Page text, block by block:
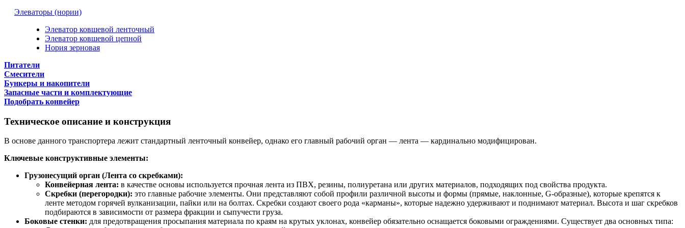
Элеваторы (нории)
Элеватор ковшевой ленточный
Элеватор ковшевой цепной
Нория зерновая
Питатели
Смесители
Бункеры и накопители
Запасные части и комплектующие
Подобрать конвейер
Техническое описание и конструкция
В основе данного транспортера лежит стандартный ленточный конвейер, однако его главный рабочий орган — лента — кардинально модифицирован.
Ключевые конструктивные элементы:
Грузонесущий орган (Лента со скребками):
Конвейерная лента: в качестве основы используется прочная лента из ПВХ, резины, полиуретана или других материалов, подходящих под свойства продукта.
Скребки (перегородки): это главные рабочие элементы. Они представляют собой профили различной высоты и формы (прямые, наклонные, G-образные), которые крепятся к
ленте методом горячей вулканизации, пайки или на болтах. Скребки создают своего рода «карманы», которые надежно удерживают и поднимают материал. Высота и шаг скребков
подбираются в зависимости от размера фракции и сыпучести груза.
Боковые стенки: для предотвращения просыпания материала по краям на крутых уклонах, конвейер обязательно оснащается боковыми ограждениями. Существует два основных типа: